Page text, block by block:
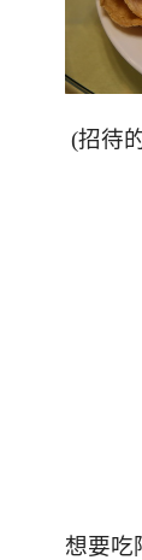
(招待
想要吃